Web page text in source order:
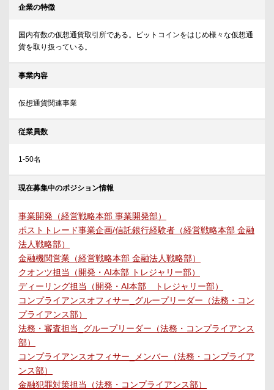
企業の特徴
国内有数の仮想通貨取引所である。ビットコインをはじめ様々な仮想通
貨を取り扱っている。
事業内容
仮想通貨関連事業
従業員数
1-50名
現在募集中のポジション情報
事業開発（経営戦略本部 事業開発部）
ポストトレード事業企画/信託銀行経験者（経営戦略本部 金融
法人戦略部）
金融機関営業（経営戦略本部 金融法人戦略部）
クオンツ担当（開発・AI本部 トレジャリー部）
ディーリング担当（開発・AI本部 トレジャリー部）
コンプライアンスオフィサー_グループリーダー（法務・コン
プライアンス部）
法務・審査担当_グループリーダー（法務・コンプライアンス
部）
コンプライアンスオフィサー_メンバー（法務・コンプライア
ンス部）
金融犯罪対策担当（法務・コンプライアンス部）